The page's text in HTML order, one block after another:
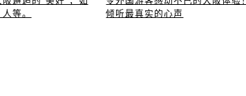
等。
倾听最真实的心声